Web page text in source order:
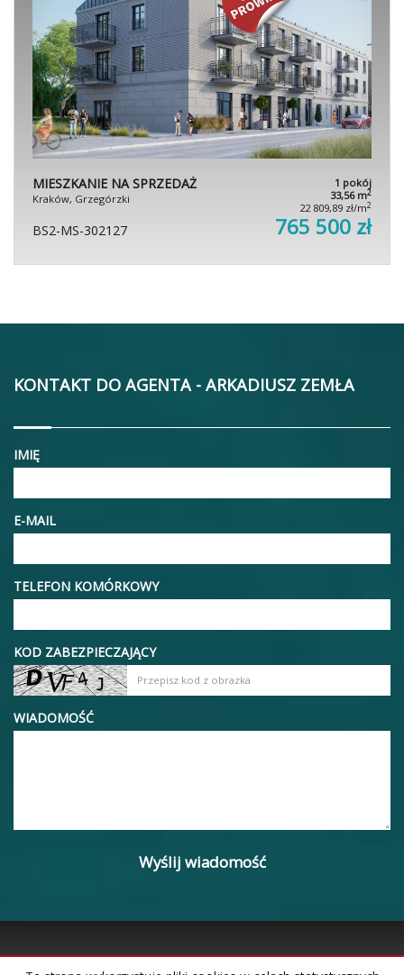
MIESZKANIE NA SPRZEDAŻ
Kraków, Grzegórzki
1 pokój
33,56 m2
22 809,89 zł/m2
BS2-MS-302127 765 500 zł
KONTAKT DO AGENTA - ARKADIUSZ ZEMŁA
IMIĘ
E-MAIL
TELEFON KOMÓRKOWY
KOD ZABEZPIECZAJĄCY
WIADOMOŚĆ